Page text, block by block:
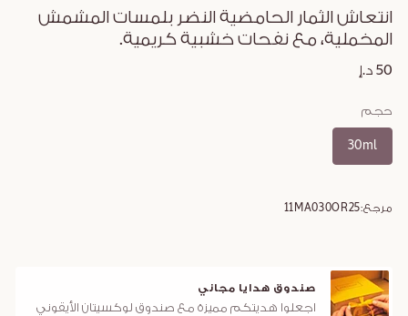
انتعاش الثمار الحامضية النضر بلمسات المشمش
المخملية، مع نفحات خشبية كريمية.
50 د.إ
حجم
30ml
مرجع:11MA030OR25
صندوق هدايا مجاني
اجعلوا هديتكم مميزة مع صندوق لوكسيتان الأيقوني